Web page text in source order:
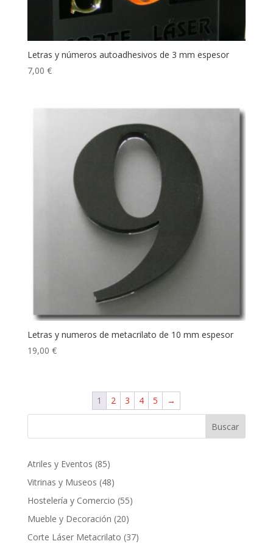
Letras y números autoadhesivos de 3 mm espesor
7,00 €
Letras y numeros de metacrilato de 10 mm espesor
19,00 €
1 2 3 4 5 →
Buscar
Atriles y Eventos 8585
productos
Vitrinas y Museos 4848
productos
Hostelería y Comercio 5555
Mueble y Decoración 2020
productos
Corte Láser Metacrilato 3737